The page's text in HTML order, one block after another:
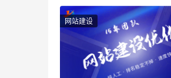
网站建设